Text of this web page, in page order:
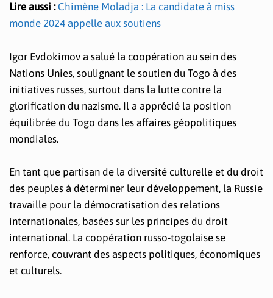
Lire aussi : Chimène Moladja : La candidate à miss
monde 2024 appelle aux soutiens
Igor Evdokimov a salué la coopération au sein des
Nations Unies, soulignant le soutien du Togo à des
initiatives russes, surtout dans la lutte contre la
glorification du nazisme. Il a apprécié la position
équilibrée du Togo dans les affaires géopolitiques
mondiales.
En tant que partisan de la diversité culturelle et du droit
des peuples à déterminer leur développement, la Russie
travaille pour la démocratisation des relations
internationales, basées sur les principes du droit
international. La coopération russo-togolaise se
renforce, couvrant des aspects politiques, économiques
et culturels.